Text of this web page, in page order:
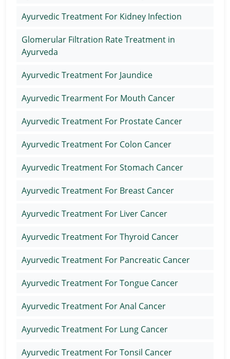
Ayurvedic Treatment For Kidney Infection
Glomerular Filtration Rate Treatment in
Ayurveda
Ayurvedic Treatment For Jaundice
Ayurvedic Trearment For Mouth Cancer
Ayurvedic Treatment For Prostate Cancer
Ayurvedic Treatment For Colon Cancer
Ayurvedic Treatment For Stomach Cancer
Ayurvedic Treatment For Breast Cancer
Ayurvedic Treatment For Liver Cancer
Ayurvedic Treatment For Thyroid Cancer
Ayurvedic Treatment For Pancreatic Cancer
Ayurvedic Treatment For Tongue Cancer
Ayurvedic Treatment For Anal Cancer
Ayurvedic Treatment For Lung Cancer
Ayurvedic Treatment For Tonsil Cancer